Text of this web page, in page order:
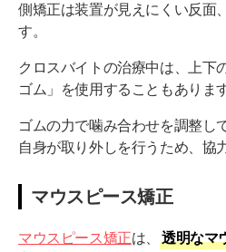
側矯正は装置が見えにくい反面
す。
クロスバイトの治療中は、上下
ゴム」を使用することもあります
ゴムの力で噛み合わせを調整し
自身が取り外しを行うため、協
マウスピース矯正
マウスピース矯正は、
透明なマ